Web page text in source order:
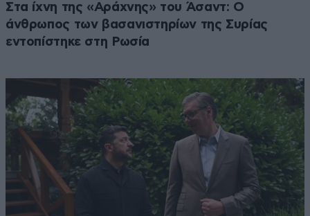
Στα ίχνη της «Αράχνης» του Άσαντ: Ο
άνθρωπος των βασανιστηρίων της Συρίας
εντοπίστηκε στη Ρωσία